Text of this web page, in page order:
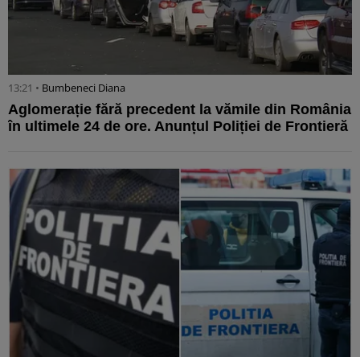
13:21 • Bumbeneci Diana
Aglomerație fără precedent la vămile din România
în ultimele 24 de ore. Anunțul Poliției de Frontieră